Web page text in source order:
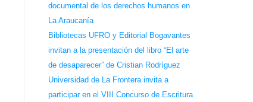
documental de los derechos humanos en
La Araucanía
Bibliotecas UFRO y Editorial Bogavantes
invitan a la presentación del libro “El arte
de desaparecer” de Cristian Rodríguez
Universidad de La Frontera invita a
participar en el VIII Concurso de Escritura